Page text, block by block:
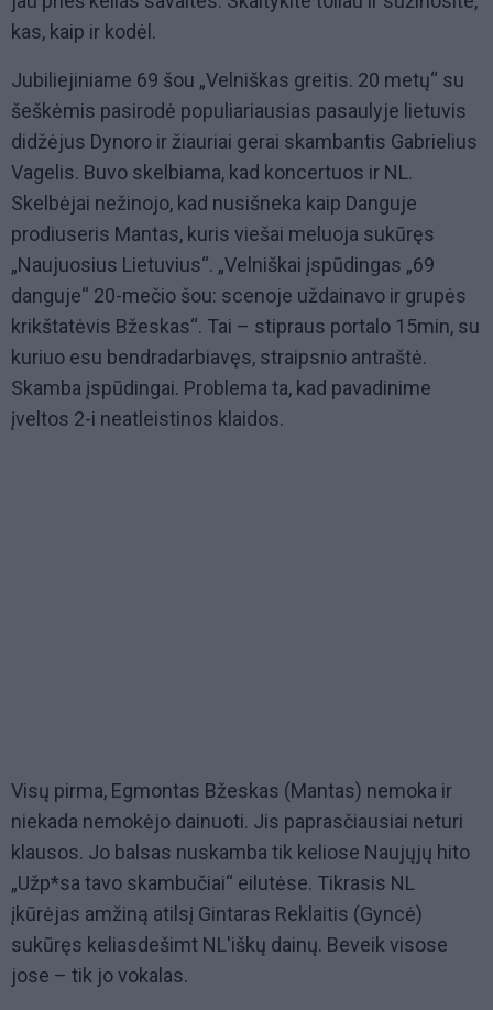
kas, kaip ir kodėl.
Jubiliejiniame 69 šou „Velniškas greitis. 20 metų“ su
šeškėmis pasirodė populiariausias pasaulyje lietuvis
didžėjus Dynoro ir žiauriai gerai skambantis Gabrielius
Vagelis. Buvo skelbiama, kad koncertuos ir NL.
Skelbėjai nežinojo, kad nusišneka kaip Danguje
prodiuseris Mantas, kuris viešai meluoja sukūręs
„Naujuosius Lietuvius“. „Velniškai įspūdingas „69
danguje“ 20-mečio šou: scenoje uždainavo ir grupės
krikštatėvis Bžeskas“. Tai – stipraus portalo 15min, su
kuriuo esu bendradarbiavęs, straipsnio antraštė.
Skamba įspūdingai. Problema ta, kad pavadinime
įveltos 2-i neatleistinos klaidos.
Visų pirma, Egmontas Bžeskas (Mantas) nemoka ir
niekada nemokėjo dainuoti. Jis paprasčiausiai neturi
klausos. Jo balsas nuskamba tik keliose Naujųjų hito
„Užp*sa tavo skambučiai“ eilutėse. Tikrasis NL
įkūrėjas amžiną atilsį Gintaras Reklaitis (Gyncė)
sukūręs keliasdešimt NL'iškų dainų. Beveik visose
jose – tik jo vokalas.